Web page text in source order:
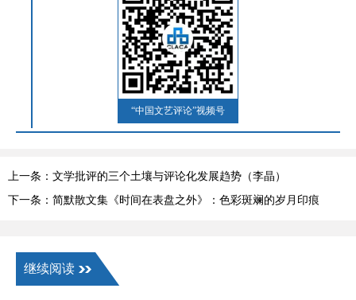
“中国文艺评论”视频号
上一条：文学批评的三个土壤与评论化发展趋势（李晶）
下一条：简默散文集《时间在表盘之外》：色彩斑斓的岁月印痕
继续阅读